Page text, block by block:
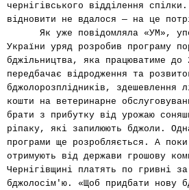
чернігівського відділення
відновити не вдалося — на це
Як уже повідомляла «УМ»,
України уряд розробив програму
бджільництва, яка працюватиме
передбачає відродження та
бджолорозплідників, здешевлення
кошти на ветеринарне
брати з прибутку від урожаю
ріпаку, які запилюють бджоли.
програми ще розробляється. А
отримують від держави грошову
Чернігівщині платять по гривні
бджолосім'ю. «Щоб придбати нову